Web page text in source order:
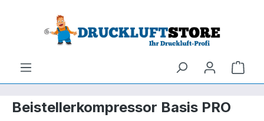
Hauptinhalt springen
Zur Suche springen
Beistellerkompressor Basis PRO